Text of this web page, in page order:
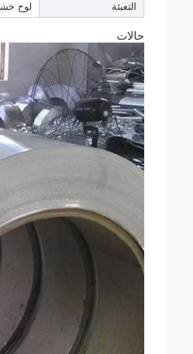
التعبئة
لوح
حالات